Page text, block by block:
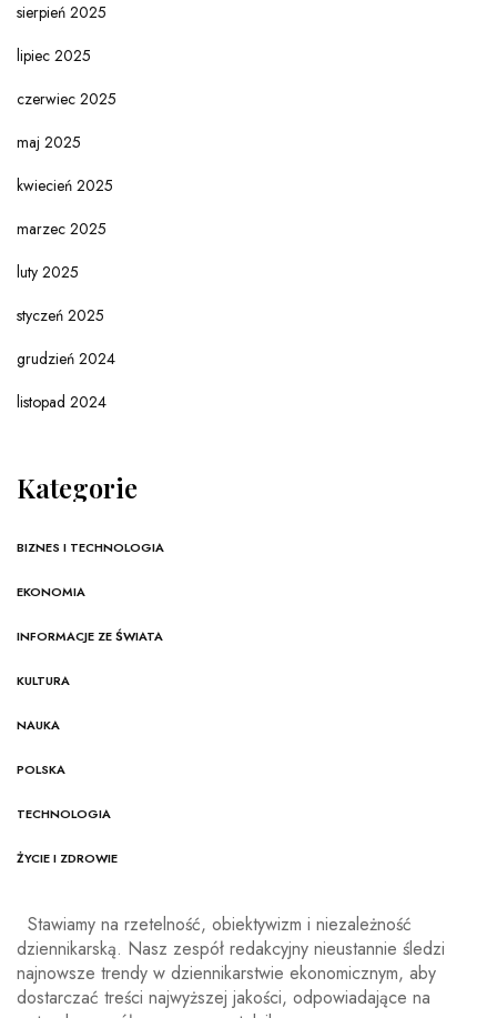
sierpień 2025
lipiec 2025
czerwiec 2025
maj 2025
kwiecień 2025
marzec 2025
luty 2025
styczeń 2025
grudzień 2024
listopad 2024
Kategorie
BIZNES I TECHNOLOGIA
EKONOMIA
INFORMACJE ZE ŚWIATA
KULTURA
NAUKA
POLSKA
TECHNOLOGIA
ŻYCIE I ZDROWIE
Stawiamy na rzetelność, obiektywizm i niezależność
dziennikarską. Nasz zespół redakcyjny nieustannie śledzi
najnowsze trendy w dziennikarstwie ekonomicznym, aby
dostarczać treści najwyższej jakości, odpowiadające na